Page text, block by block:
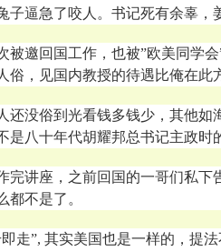
子逼急了咬人。书记死有余辜，
被邀回国工作，也被”欧美同学
俗，见国内教授的待遇比俺在此
还没俗到光看钱多钱少，其他如
是八十年代胡耀邦总书记主政时
完讲座，之前回国的一哥们私下
都不是了。
走”, 其实美国也是一样的，提